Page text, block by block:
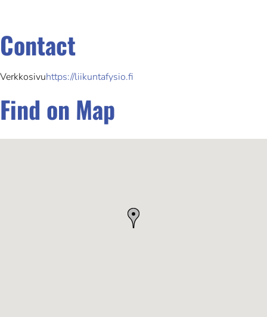
Contact
Verkkosivuhttps://liikuntafysio.fi
Find on Map